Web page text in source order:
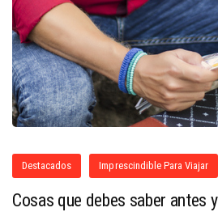
Destacados Imprescindible Para Viajar
Cosas que debes saber antes